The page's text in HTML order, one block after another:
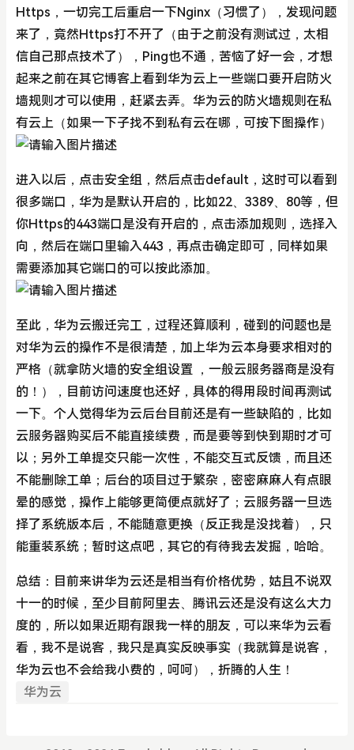
Https，一切完工后重启一下Nginx（习惯了），发现问题
来了，竟然Https打不开了（由于之前没有测试过，太相
信自己那点技术了），Ping也不通，苦恼了好一会，才想
起来之前在其它博客上看到华为云上一些端口要开启防火
墙规则才可以使用，赶紧去弄。华为云的防火墙规则在私
有云上（如果一下子找不到私有云在哪，可按下图操作）
进入以后，点击安全组，然后点击default，这时可以看到
很多端口，华为是默认开启的，比如22、3389、80等，但
你Https的443端口是没有开启的，点击添加规则，选择入
向，然后在端口里输入443，再点击确定即可，同样如果
需要添加其它端口的可以按此添加。
至此，华为云搬迁完工，过程还算顺利，碰到的问题也是
对华为云的操作不是很清楚，加上华为云本身要求相对的
严格（就拿防火墙的安全组设置 ，一般云服务器商是没有
的！），目前访问速度也还好，具体的得用段时间再测试
一下。个人觉得华为云后台目前还是有一些缺陷的，比如
云服务器购买后不能直接续费，而是要等到快到期时才可
以；另外工单提交只能一次性，不能交互式反馈，而且还
不能删除工单；后台的项目过于繁杂，密密麻麻人有点眼
晕的感觉，操作上能够更简便点就好了；云服务器一旦选
择了系统版本后，不能随意更换（反正我是没找着），只
能重装系统；暂时这点吧，其它的有待我去发掘，哈哈。
总结：目前来讲华为云还是相当有价格优势，姑且不说双
十一的时候，至少目前阿里去、腾讯云还是没有这么大力
度的，所以如果近期有跟我一样的朋友，可以来华为云看
看，我不是说客，我只是真实反映事实（我就算是说客，
华为云也不会给我小费的，呵呵），折腾的人生！
华为云